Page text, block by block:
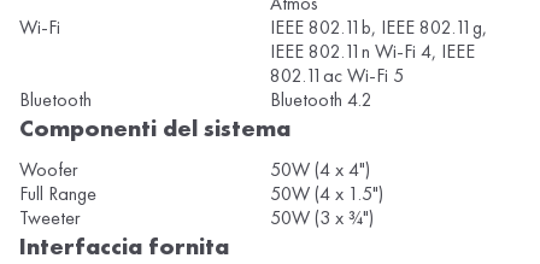
Wi-Fi
IEEE 802.11b, IEEE 802.11g,
IEEE 802.11n Wi-Fi 4, IEEE
802.11ac Wi-Fi 5
Bluetooth
Bluetooth 4.2
Componenti del sistema
Woofer
50W (4 x 4")
Full Range
50W (4 x 1.5")
Tweeter
50W (3 x ¾")
Interfaccia fornita